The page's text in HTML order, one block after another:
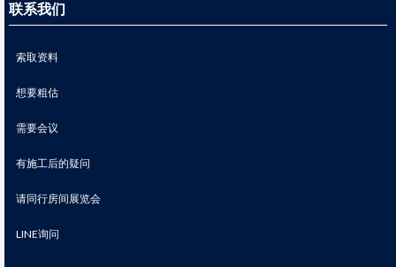
联系我们
索取资料
想要粗估
需要会议
有施工后的疑问
请同行房间展览会
LINE询问